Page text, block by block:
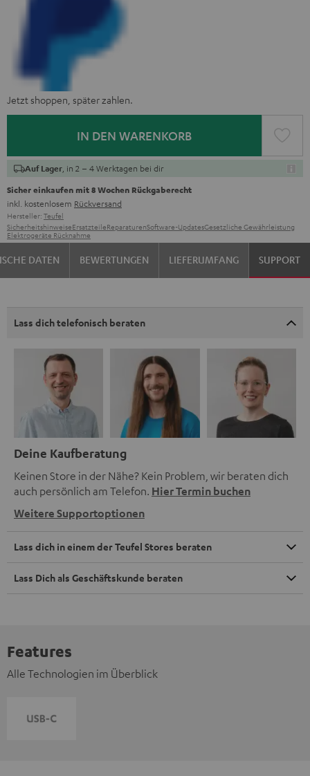
Jetzt shoppen, später zahlen.
IN DEN WARENKORB
Auf Lager , in 2 – 4 Werktagen bei dir
Sicher einkaufen mit 8 Wochen Rückgaberecht
inkl. kostenlosem Rückversand
Hersteller: Teufel
SicherheitshinweiseErsatzteileReparaturenSoftware-UpdatesGesetzliche Gewährleistung
Elektrogeräte Rücknahme
DATEN BEWERTUNGEN LIEFERUMFANG SUPPORT
Lass dich telefonisch beraten
Deine Kaufberatung
Keinen Store in der Nähe? Kein Problem, wir beraten dich
auch persönlich am Telefon. Hier Termin buchen
Weitere Supportoptionen
Lass dich in einem der Teufel Stores beraten
Lass Dich als Geschäftskunde beraten
Features
Alle Technologien im Überblick